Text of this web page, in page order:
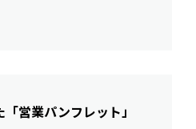
営業パンフレット」